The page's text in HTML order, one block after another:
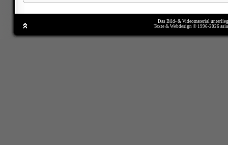
Das Bild- & Videomaterial
Texte & Webdesign © 1996-2026